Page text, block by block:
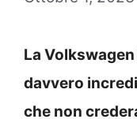
La
davvero
che non